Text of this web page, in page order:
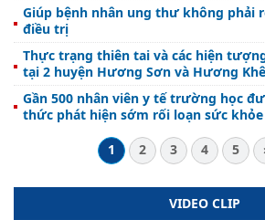
Giúp bệnh nhân ung thư không phải
điều trị
Thực trạng thiên tai và các hiện
tại 2 huyện Hương Sơn và Hương
đoạn 2015 – 2025
Gần 500 nhân viên y tế trường học
thức phát hiện sớm rối loạn sức
1
2 3 4 5
VIDEO CLIP